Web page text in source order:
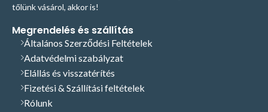
tőlünk vásárol, akkor is!
Megrendelés és szállítás
Általános Szerződési Feltételek
Adatvédelmi szabályzat
Elállás és visszatérítés
Fizetési & Szállítási feltételek
Rólunk